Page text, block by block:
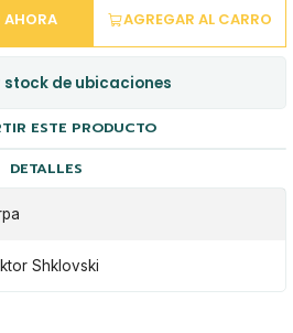
AGREGAR AL CARRO
AHORA
stock de ubicaciones
ESTE PRODUCTO
DETALLES
Shklovski